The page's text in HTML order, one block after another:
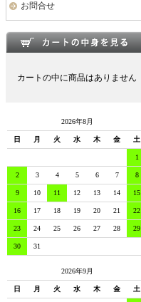
お問合せ
カートの中に商品はありません
2026年8月
日 月 火 水 木 金 土
1
2 3 4 5 6 7 8
9 10 11 12 13 14 15
16 17 18 19 20 21 22
23 24 25 26 27 28 29
30 31
2026年9月
日 月 火 水 木 金 土